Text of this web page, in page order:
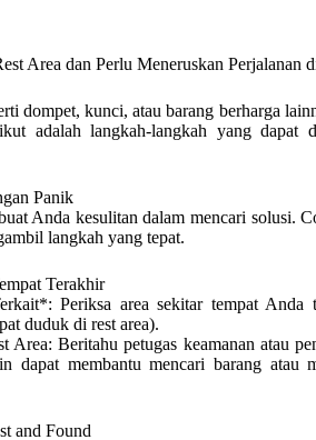
Area dan Perlu Meneruskan Perjalanan
dompet, kunci, atau barang berharga
adalah langkah-langkah yang dapat
Panik
Anda kesulitan dalam mencari solusi.
langkah yang tepat.
Terakhir
Periksa area sekitar tempat Anda
duduk di rest area).
Area: Beritahu petugas keamanan atau
dapat membantu mencari barang atau
and Found